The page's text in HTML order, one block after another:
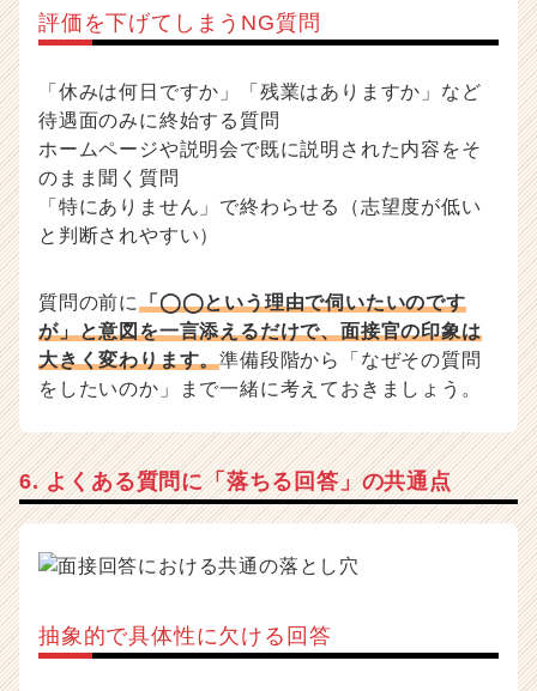
評価を下げてしまうNG質問
「休みは何日ですか」「残業はありますか」など
待遇面のみに終始する質問
ホームページや説明会で既に説明された内容をそ
のまま聞く質問
「特にありません」で終わらせる（志望度が低い
と判断されやすい）
質問の前に「◯◯という理由で伺いたいのです
が」と意図を一言添えるだけで、面接官の印象は
大きく変わります。準備段階から「なぜその質問
をしたいのか」まで一緒に考えておきましょう。
6. よくある質問に「落ちる回答」の共通点
抽象的で具体性に欠ける回答